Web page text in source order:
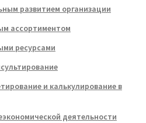
развитием организации
ассортиментом
ресурсами
и калькулирование в
деятельности